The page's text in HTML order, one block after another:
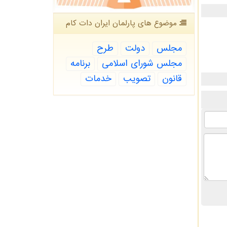
موضوع های پارلمان ایران دات كام
مجلس دولت
طرح
مجلس شورای اسلامی
برنامه
قانون
تصویب خدمات